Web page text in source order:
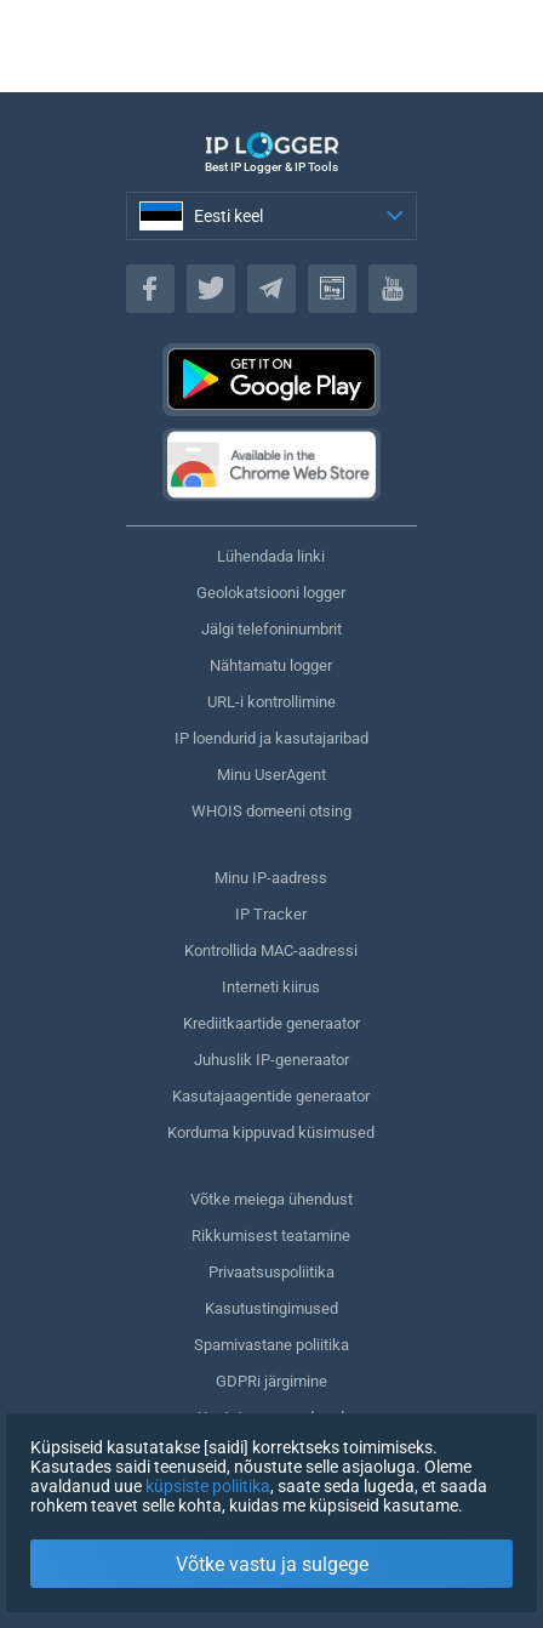
Best IP Logger & IP Tools
Eesti keel
Eesti keel
Lühendada linki
Geolokatsiooni logger
Jälgi telefoninumbrit
Nähtamatu logger
URL-i kontrollimine
IP loendurid ja kasutajaribad
Minu UserAgent
WHOIS domeeni otsing
Minu IP-aadress
IP Tracker
Kontrollida MAC-aadressi
Interneti kiirus
Krediitkaartide generaator
Juhuslik IP-generaator
Kasutajaagentide generaator
Korduma kippuvad küsimused
Võtke meiega ühendust
Rikkumisest teatamine
Privaatsuspoliitika
Kasutustingimused
Spamivastane poliitika
GDPRi järgimine
Kustuta oma andmed
Nõusoleku tagasivõtmine
LOGI SISSE
Küpsiseid kasutatakse [saidi] korrektseks toimimiseks.
Kasutades saidi teenuseid, nõustute selle asjaoluga. Oleme
avaldanud uue küpsiste poliitika, saate seda lugeda, et saada
rohkem teavet selle kohta, kuidas me küpsiseid kasutame.
Võtke vastu ja sulgege